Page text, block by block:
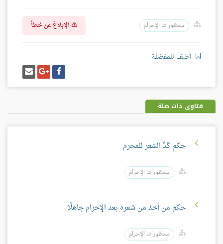
محظورات الإحرام الإبلاغ عن خطأ
أضف للمفضلة
شارك
على
فيسبوك
شارك
على
غوغل
بلس
إرسل
إيميل
فتاوى ذات صلة
حكم كَدِّ الشعر للمحرم
محظورات الإحرام
حكم من أخذ من شعره بعد الإحرام جاهلًا
محظورات الإحرام